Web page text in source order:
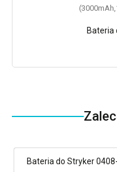
Bateria
Bateria do Stryker 0408-